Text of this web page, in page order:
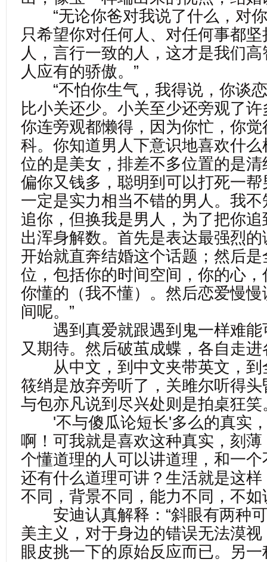
“无论你爸对我说了什么，对
只希望你对任何人、对任何事都
人，言行一致的人，这才是我们
人应有的骄傲。”
“不怕你生气，我得说，你谈
比小关还少。小关至少还旁观了
你连旁观都懒得，因为你忙，你
科。你知道男人下意识地喜欢什
位的是美女，排差不多位置的是
偏你又钱多，聪明到可以打死一
一定是实力相当不错的男人。我
追你，但换我是男人，为了把你
出浑身解数。首先是表达最强烈
开始就直奔结婚这个话题；然后
位，包括你的时间空间，你的心
你懂的（我不懂）。然后恋爱慢
间呢。”
遇到真爱就跟遇到鬼一样难能
又期待。然后破茧成蝶，各自走
从中文，到中文夹带英文，到
筱绡是放弃旁听了，关雎尔听得
与包亦凡说到尽兴处则是拍桌狂笑
'不与傻瓜论短长'多么的真实
啊！可我就是喜欢这种真实，刻
个懂道理的人可以讲道理，和一
还有什么道理可讲？生活就是这
不同，背景不同，能力不同，不
安迪认真解释：“斜眼有两种
美主义，对于身边的错误无法漠
眼皮挑一下的原始反应而已。另